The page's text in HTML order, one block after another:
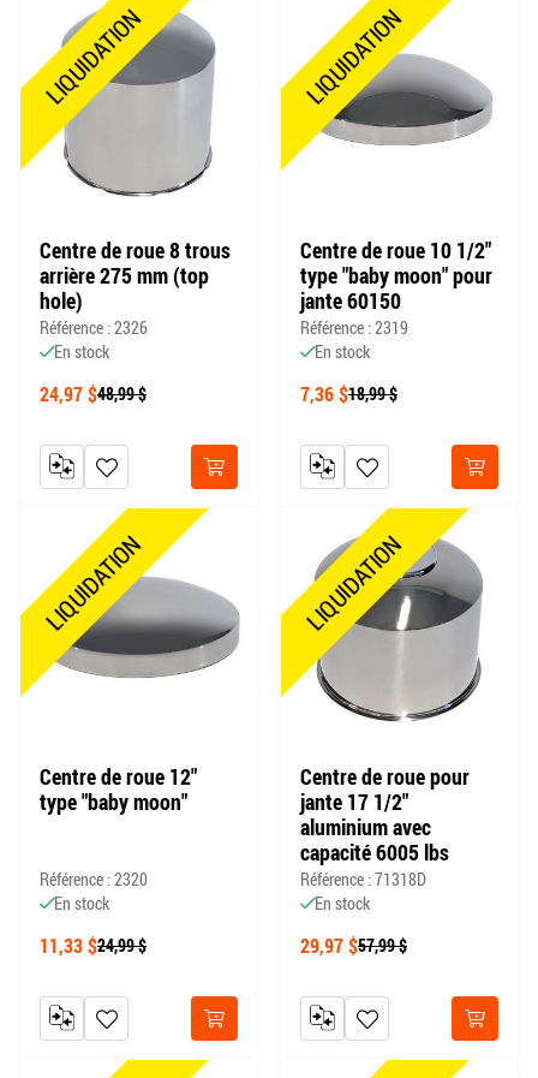
LIQUIDATION
Centre de roue 8 trous
arrière 275 mm (top
hole)
Référence : 2326
En stock
24,97 $48,99 $
Acheter
AJOUTER À MA LISTE DE SOUHAITS
AJOUTER AU COMPARATEUR
LIQUIDATION
Centre de roue 10 1/2"
type "baby moon" pour
jante 60150
Référence : 2319
En stock
7,36 $18,99 $
Acheter
AJOUTER À MA LISTE DE
AJOUTER AU COMPARATEUR
LIQUIDATION
Centre de roue 12"
type "baby moon"
Référence : 2320
En stock
11,33 $24,99 $
Acheter
AJOUTER À MA LISTE DE SOUHAITS
AJOUTER AU COMPARATEUR
LIQUIDATION
Centre de roue pour
jante 17 1/2"
aluminium avec
capacité 6005 lbs
Référence : 71318D
En stock
29,97 $57,99 $
Acheter
AJOUTER À MA LISTE DE
AJOUTER AU COMPARATEUR